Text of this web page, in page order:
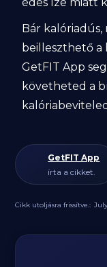
Bár
beilleszthető a
GetFIT App
követheted a
GetFIT App
írta a cikket.
Cikk utoljásra frissítve.: